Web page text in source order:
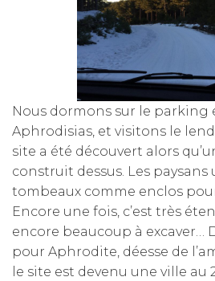
Nous dormons sur le parking
Aphrodisias, et visitons le
site a été découvert alors
construit dessus. Les
tombeaux comme enclos
Encore une fois, c’est très
encore beaucoup à excaver…
pour Aphrodite, déesse de
le site est devenu une ville au